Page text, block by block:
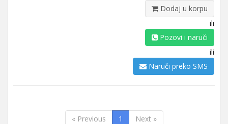
Dodaj u korpu
ili
Pozovi i naruči
ili
Naruči preko SMS
« Previous 1 Next »